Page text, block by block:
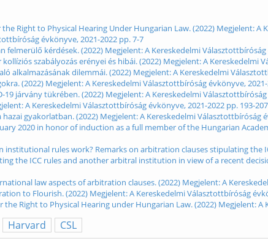
Right to Physical Hearing Under Hungarian Law. (2022) Megjelent: A
évkönyve, 2021-2022 pp. 7-7
kérdések. (2022) Megjelent: A Kereskedelmi Választottbíróság
szabályozás erényei és hibái. (2022) Megjelent: A Kereskedelmi
alkalmazásának dilemmái. (2022) Megjelent: A Kereskedelmi
(2022) Megjelent: A Kereskedelmi Választottbíróság évkönyve,
19 járvány tükrében. (2022) Megjelent: A Kereskedelmi
A Kereskedelmi Választottbíróság évkönyve, 2021-2022 pp. 193-207
gyakorlatban. (2022) Megjelent: A Kereskedelmi Választottbíróság
2020 in honor of induction as a full member of the Hungarian
rules work? Remarks on arbitration clauses stipulating
the ICC rules and another arbitral institution in view of a recent
law aspects of arbitration clauses. (2022) Megjelent: A
to Flourish. (2022) Megjelent: A Kereskedelmi Választottbíróság
Right to Physical Hearing under Hungarian Law. (2022) Megjelent:
Harvard CSL